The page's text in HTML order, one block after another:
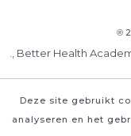
Deze site gebruikt
analyseren en het
®
., Better Health